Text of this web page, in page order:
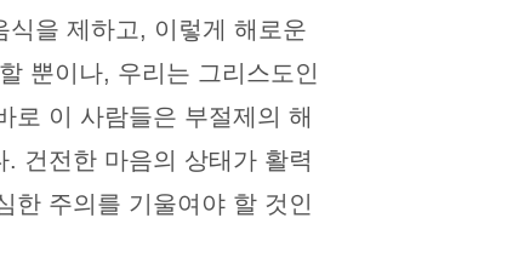
을 제하고, 이렇게 해로운
뿐이나, 우리는 그리스도인
로 이 사람들은 부절제의 해
건전한 마음의 상태가 활력
한 주의를 기울여야 할 것인